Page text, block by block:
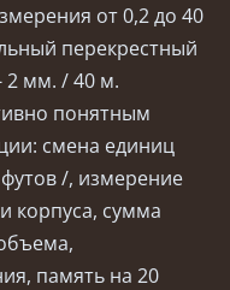
от 0,2 до 40
перекрестный
2 мм. / 40 м.
понятным
смена единиц
/, измерение
корпуса, сумма
память на 20